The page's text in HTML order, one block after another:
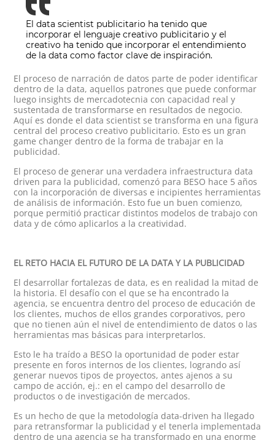
El data scientist publicitario ha tenido que
incorporar el lenguaje creativo publicitario y el
creativo ha tenido que incorporar el entendimiento
de la data como factor clave de inspiración.
El proceso de narración de datos parte de poder identificar
dentro de la data, aquellos patrones que puede conformar
luego insights de mercadotecnia con capacidad real y
sustentada de transformarse en resultados de negocio.
Aquí es donde el data scientist se transforma en una figura
central del proceso creativo publicitario. Esto es un gran
game changer dentro de la forma de trabajar en la
publicidad.
El proceso de generar una verdadera infraestructura data
driven para la publicidad, comenzó para BESO hace 5 años
con la incorporación de diversas e incipientes herramientas
de análisis de información. Esto fue un buen comienzo,
porque permitió practicar distintos modelos de trabajo con
data y de cómo aplicarlos a la creatividad.
EL RETO HACIA EL FUTURO DE LA DATA Y LA PUBLICIDAD
El desarrollar fortalezas de data, es en realidad la mitad de
la historia. El desafío con el que se ha encontrado la
agencia, se encuentra dentro del proceso de educación de
los clientes, muchos de ellos grandes corporativos, pero
que no tienen aún el nivel de entendimiento de datos o las
herramientas mas básicas para interpretarlos.
Esto le ha traído a BESO la oportunidad de poder estar
presente en foros internos de los clientes, logrando así
generar nuevos tipos de proyectos, antes ajenos a su
campo de acción, ej.: en el campo del desarrollo de
productos o de investigación de mercados.
Es un hecho de que la metodología data-driven ha llegado
para retransformar la publicidad y el tenerla implementada
dentro de una agencia se ha transformado en una enorme